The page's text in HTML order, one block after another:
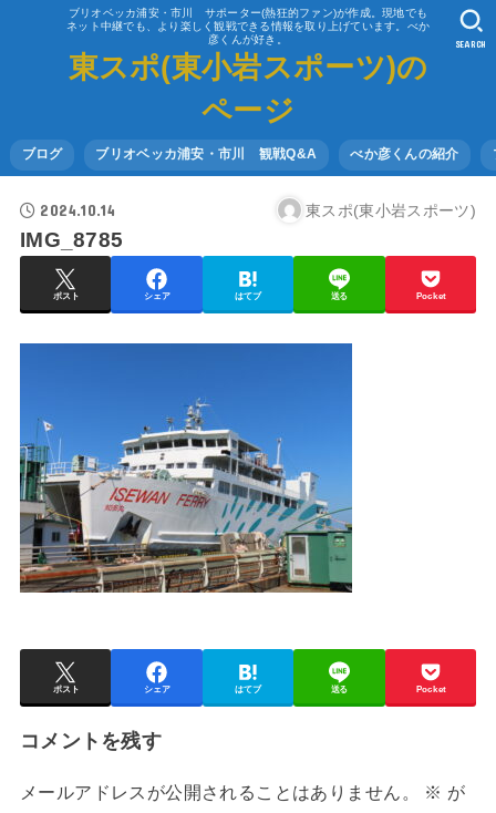
ブリオベッカ浦安・市川 サポーター(熱狂的ファン)が作成。現地でも
ネット中継でも、より楽しく観戦できる情報を取り上げています。べか
彦くんが好き。
東スポ(東小岩スポーツ)の
ページ
ブログ ブリオベッカ浦安・市川 観戦Q&A べか彦くんの紹介
SEARCH
2024.10.14 東スポ(東小岩スポーツ)
IMG_8785
ポスト シェア はてブ 送る Pocket
ポスト シェア はてブ 送る Pocket
コメントを残す
メールアドレスが公開されることはありません。 ※ が